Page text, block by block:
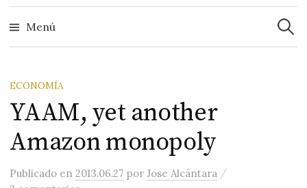
Menú
ECONOMÍA
YAAM, yet another
Amazon monopoly
Publicado en2013.06.27 porJose Alcántara /